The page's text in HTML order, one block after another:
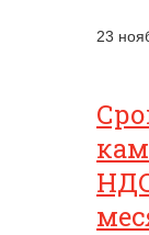
23